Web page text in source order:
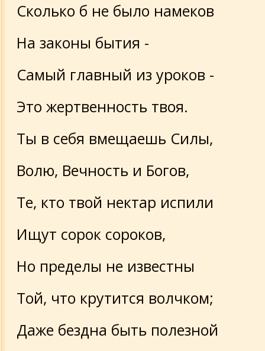
Сколько б не было намеков
На законы бытия -
Самый главный из уроков -
Это жертвенность твоя.
Ты в себя вмещаешь Силы,
Волю, Вечность и Богов,
Те, кто твой нектар испили
Ищут сорок сороков,
Но пределы не известны
Той, что крутится волчком;
Даже бездна быть полезной